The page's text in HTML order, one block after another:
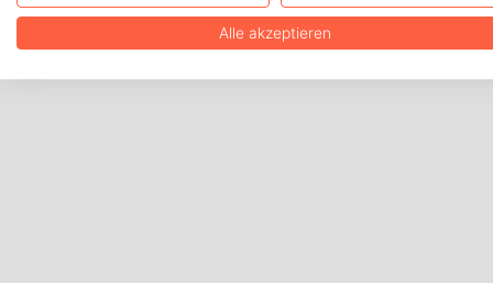
Alle akzeptieren